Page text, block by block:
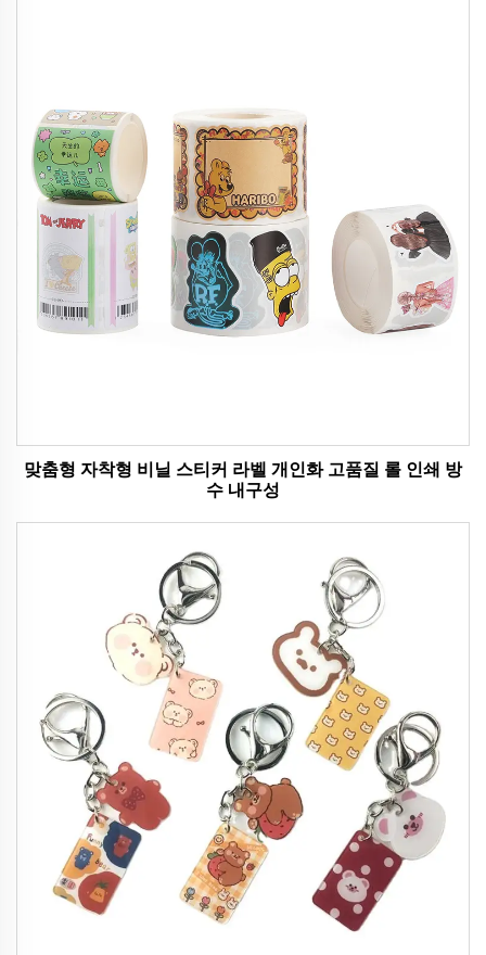
맞춤형 자착형 비닐 스티커 라벨 개인화 고품질 롤 인쇄 방
수 내구성